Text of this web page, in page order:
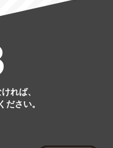
れば、
ださい。